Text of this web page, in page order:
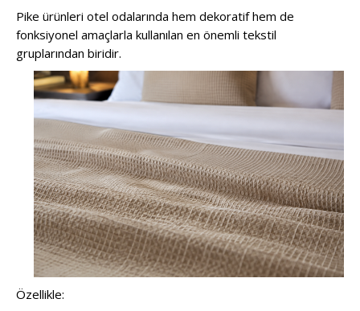
Pike ürünleri otel odalarında hem dekoratif hem de
fonksiyonel amaçlarla kullanılan en önemli tekstil
gruplarından biridir.
Özellikle: